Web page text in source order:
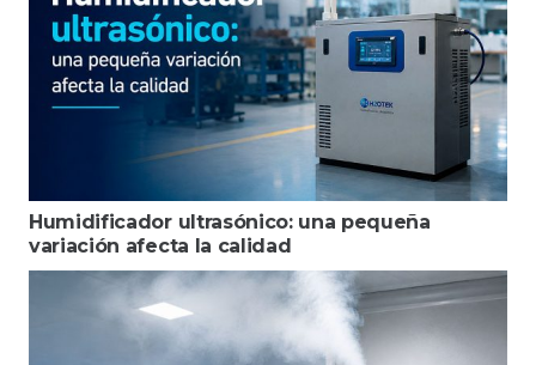
Humidificador ultrasónico: una pequeña
variación afecta la calidad